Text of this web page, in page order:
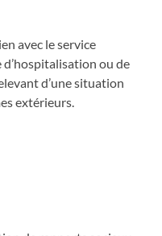
avec le service
ou de
d’une situation
extérieurs.